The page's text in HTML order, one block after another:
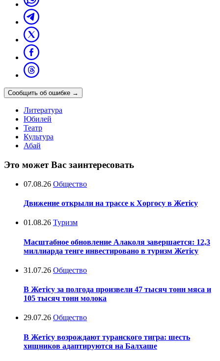
Сообщить об ошибке →
Литература
Юбилей
Театр
Культура
Абай
Это может Вас заинтересовать
07.08.26 Общество
Движение открыли на трассе к Хоргосу в Жетісу
01.08.26 Туризм
Масштабное обновление Алаколя завершается: 12,3
миллиарда тенге инвестировано в туризм Жетісу
31.07.26 Общество
В Жетісу за полгода произвели 47 тысяч тонн мяса и
105 тысяч тонн молока
29.07.26 Общество
В Жетісу возрождают туранского тигра: шесть
хищников адаптируются на Балхаше